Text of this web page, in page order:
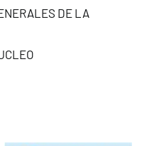
DE LA